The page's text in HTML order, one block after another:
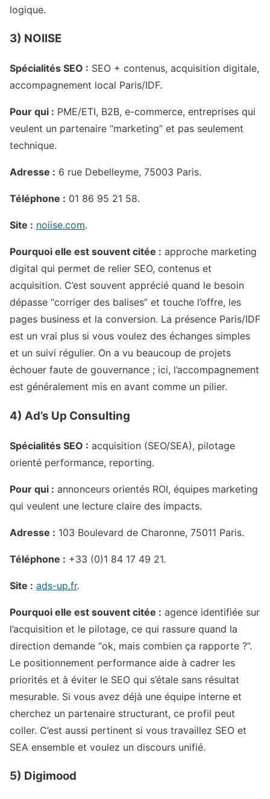
logique.
3) NOIISE
Spécialités SEO : SEO + contenus, acquisition digitale,
accompagnement local Paris/IDF.
Pour qui : PME/ETI, B2B, e-commerce, entreprises qui
veulent un partenaire “marketing” et pas seulement
technique.
Adresse : 6 rue Debelleyme, 75003 Paris.
Téléphone : 01 86 95 21 58.
Site : noiise.com.
Pourquoi elle est souvent citée : approche marketing
digital qui permet de relier SEO, contenus et
acquisition. C’est souvent apprécié quand le besoin
dépasse “corriger des balises” et touche l’offre, les
pages business et la conversion. La présence Paris/IDF
est un vrai plus si vous voulez des échanges simples
et un suivi régulier. On a vu beaucoup de projets
échouer faute de gouvernance ; ici, l’accompagnement
est généralement mis en avant comme un pilier.
4) Ad’s Up Consulting
Spécialités SEO : acquisition (SEO/SEA), pilotage
orienté performance, reporting.
Pour qui : annonceurs orientés ROI, équipes marketing
qui veulent une lecture claire des impacts.
Adresse : 103 Boulevard de Charonne, 75011 Paris.
Téléphone : +33 (0)1 84 17 49 21.
Site : ads-up.fr.
Pourquoi elle est souvent citée : agence identifiée sur
l’acquisition et le pilotage, ce qui rassure quand la
direction demande “ok, mais combien ça rapporte ?”.
Le positionnement performance aide à cadrer les
priorités et à éviter le SEO qui s’étale sans résultat
mesurable. Si vous avez déjà une équipe interne et
cherchez un partenaire structurant, ce profil peut
coller. C’est aussi pertinent si vous travaillez SEO et
SEA ensemble et voulez un discours unifié.
5) Digimood